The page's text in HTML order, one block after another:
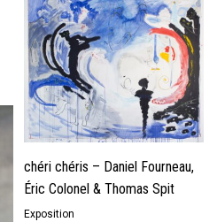
chéri chéris – Daniel Fourneau,
Éric Colonel & Thomas Spit
Exposition